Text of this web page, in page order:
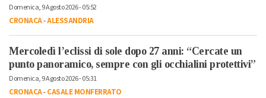
Domenica, 9 Agosto 2026 - 05:52
CRONACA-ALESSANDRIA
Mercoledì l’eclissi di sole dopo 27 anni: “Cercate un
punto panoramico, sempre con gli occhialini protettivi”
Domenica, 9 Agosto 2026 - 05:31
CRONACA-CASALE MONFERRATO